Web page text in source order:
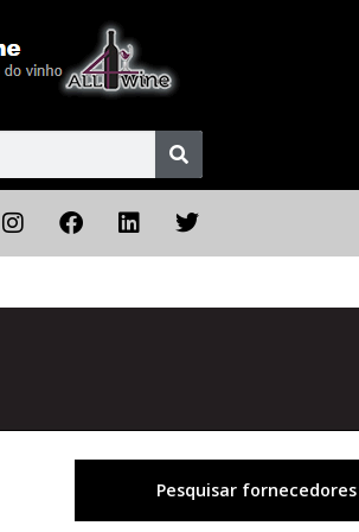
Próximo
Pesquisar fornecedores